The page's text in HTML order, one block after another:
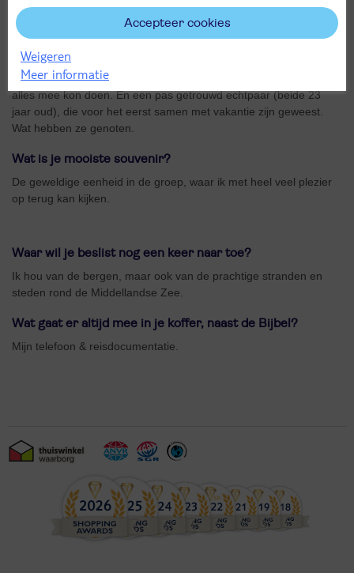
Welke reisherinnering is je het meest bijgebleven?
paar te noemen: die man van 100 jaar die het fantastisch vond
om een reis te maken en voor wie ik heb geprobeerd dat hij met
alles mee kon doen. En een pas getrouwd echtpaar (beide 23
jaar oud), die voor het eerst samen met vakantie zijn geweest.
Wat hebben ze genoten.
Wat is je mooiste souvenir?
De geweldige eenheid in de groep, waar ik met heel veel plezier
op terug kan kijken.
Waar wil je beslist nog een keer naar toe?
Ik hou van de bergen, maar ook van de prachtige stranden en
steden rond de Middellandse Zee.
Wat gaat er altijd mee in je koffer, naast de Bijbel?
Mijn telefoon & reisdocumentatie.
Accepteer cookies
Weigeren
Meer informatie